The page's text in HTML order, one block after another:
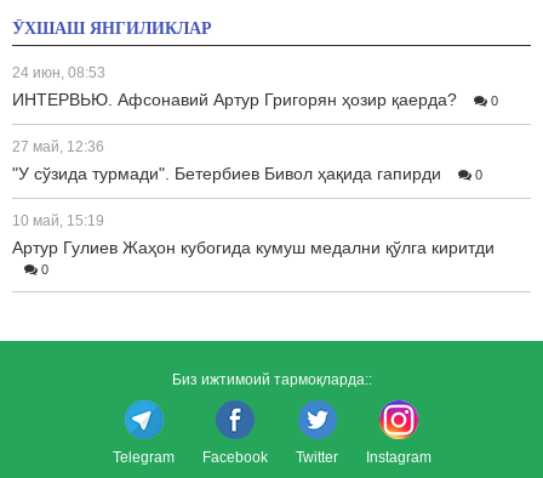
ЎХШАШ ЯНГИЛИКЛАР
24 июн, 08:53
ИНТЕРВЬЮ. Афсонавий Артур Григорян ҳозир қаерда? 0
27 май, 12:36
"У сўзида турмади". Бетербиев Бивол ҳақида гапирди 0
10 май, 15:19
Артур Гулиев Жаҳон кубогида кумуш медални қўлга киритди
0
Биз ижтимоий тармоқларда::
Telegram Facebook Twitter Instagram